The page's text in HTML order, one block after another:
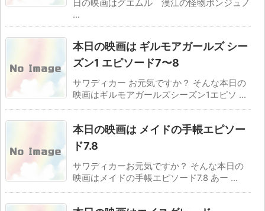
日の映画はグエムル 漢江の怪物ポンジュノ
...
本日の映画は ギルモアガールズ シー
ズン1 エピソード7〜8
サワディカー お元気ですか？ そんな本日の
映画はギルモアガールズシーズン1エピソ ...
本日の映画は メイドの手帳エピソー
ド7.8
サワディカーお元気ですか？ そんな本日の
映画はメイドの手帳エピソード7.8 あー ...